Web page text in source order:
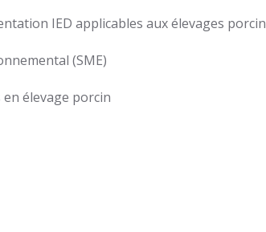
IED applicables aux élevages
(SME)
élevage porcin